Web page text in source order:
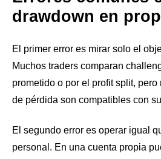
drawdown en
El primer error es mirar solo el
Muchos traders comparan
prometido o por el profit split,
de pérdida son compatibles con
El segundo error es operar igual
personal. En una cuenta propia